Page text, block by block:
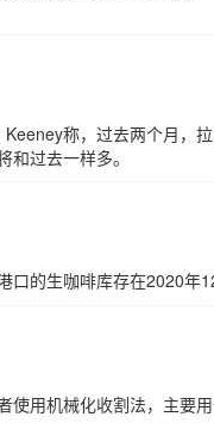
称，过去两个月，
过去一样多。
的生咖啡库存在2020年
用机械化收割法，主要用